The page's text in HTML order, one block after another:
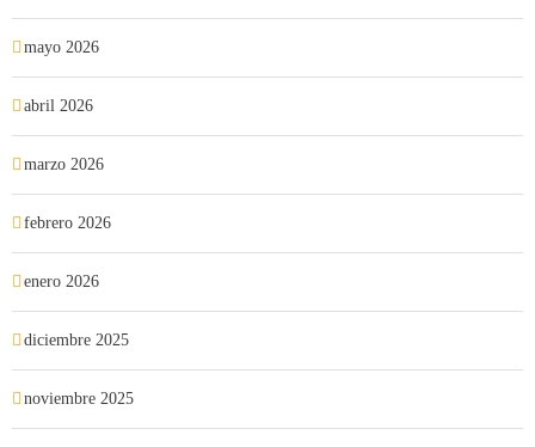
mayo 2026
abril 2026
marzo 2026
febrero 2026
enero 2026
diciembre 2025
noviembre 2025